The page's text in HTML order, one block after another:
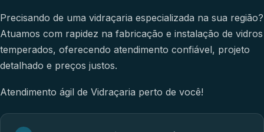
Precisando de uma vidraçaria especializada na sua região?
Atuamos com rapidez na fabricação e instalação de vidros
temperados, oferecendo atendimento confiável, projeto
detalhado e preços justos.
Atendimento ágil de Vidraçaria perto de você!